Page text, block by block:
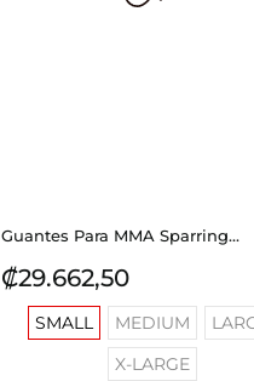
Guantes Para MMA Sparring...
Precio
₡29.662,50
SMALL MEDIUM
X-LARGE